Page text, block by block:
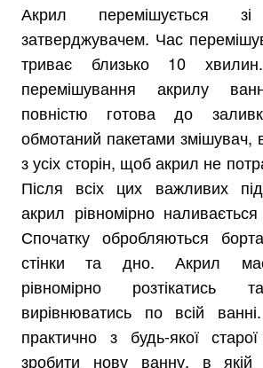
Акрил перемішується зі
затверджувачем. Час
триває близько 10
перемішування акрилу
повністю готова до
обмотаний пакетами змішувач,
з усіх сторін, щоб акрил не
Після всіх цих важливих
акрил рівномірно
Спочатку обробляються
стінки та дно. Акрил має
рівномірно розтікатись
вирівнюватись по всій
практично з будь-якої
зробити нову ванну, в